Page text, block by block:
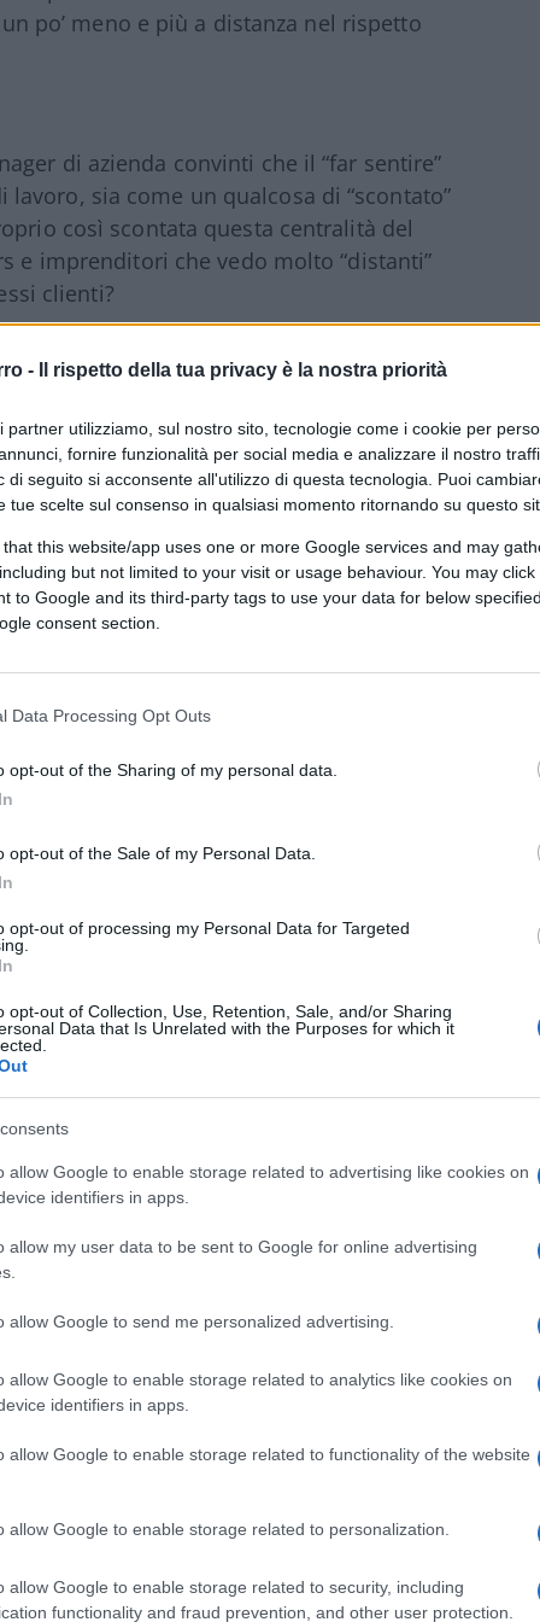
- Il rispetto della tua privacy è la nostra priorità
partner utilizziamo, sul nostro sito, tecnologie come i cookie per
fornire funzionalità per social media e analizzare il nostro
di seguito si acconsente all'utilizzo di questa tecnologia. Puoi
tue scelte sul consenso in qualsiasi momento ritornando su questo
that this website/app uses one or more Google services and may
but not limited to your visit or usage behaviour. You may
to Google and its third-party tags to use your data for below
consent section.
Data Processing Opt Outs
opt-out of the Sharing of my personal data.
opt-out of the Sale of my Personal Data.
opt-out of processing my Personal Data for Targeted
opt-out of Collection, Use, Retention, Sale, and/or Sharing
Data that Is Unrelated with the Purposes for which it
allow Google to enable storage related to advertising like cookies on
identifiers in apps.
allow my user data to be sent to Google for online advertising
allow Google to send me personalized advertising.
allow Google to enable storage related to analytics like cookies on
identifiers in apps.
allow Google to enable storage related to functionality of the website
allow Google to enable storage related to personalization.
allow Google to enable storage related to security, including
functionality and fraud prevention, and other user protection.
po’ meno e più a distanza nel rispetto
di azienda convinti che il “far sentire”
sia come un qualcosa di “scontato”
così scontata questa centralità del
e imprenditori che vedo molto “distanti”
clienti?
cliente”? Iniziamo subito col dire che c’è
al centro e “far sentire” un cliente al
Si può infatti mettere un cliente al
i suoi comportamenti di acquisto e
il suo interesse e la sua
è tutta un’altra cosa. E vi posso
dirompente, formativo ed utile che
sul suo viaggio a 360 gradi all’interno
consentito).
ASCOLTARLO! Ascoltarlo
approfonditamente e chi più ne
clienti con sistematicità rispetto a
studiate per il cliente, ovvero processi
per il cliente?
troppe), ci sia solo la presunzione da
aver organizzato l’azienda pensando al
non basta più, se si vuole raggiungere
sistematico del proprio
con il presidio dei “post” sui social o
sul web; quello non rappresenta
insoddisfatti. E di quelle positive di
che sono spesso indotte … quindi stanno
fini della valutazione di una azienda!